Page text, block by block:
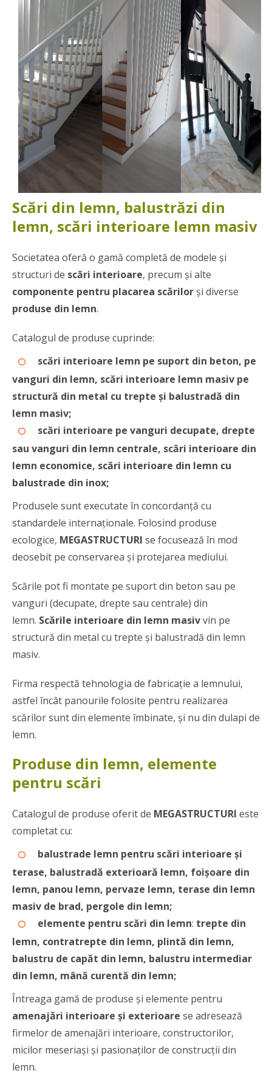
Scări din lemn, balustrăzi din
lemn, scări interioare lemn masiv
Societatea oferă o gamă completă de modele și
structuri de scări interioare, precum și alte
componente pentru placarea scărilor și diverse
produse din lemn.
Catalogul de produse cuprinde:
scări interioare lemn pe suport din beton, pe
vanguri din lemn, scări interioare lemn masiv pe
structură din metal cu trepte și balustradă din
lemn masiv;
scări interioare pe vanguri decupate, drepte
sau vanguri din lemn centrale, scări interioare din
lemn economice, scări interioare din lemn cu
balustrade din inox;
Produsele sunt executate în concordanță cu
standardele internaționale. Folosind produse
ecologice, MEGASTRUCTURI se focusează în mod
deosebit pe conservarea și protejarea mediului.
Scările pot fi montate pe suport din beton sau pe
vanguri (decupate, drepte sau centrale) din
lemn. Scările interioare din lemn masivvin pe
structură din metal cu trepte și balustradă din lemn
masiv.
Firma respectă tehnologia de fabricație a lemnului,
astfel încât panourile folosite pentru realizarea
scărilor sunt din elemente îmbinate, și nu din dulapi de
lemn.
Produse din lemn, elemente
pentru scări
Catalogul de produse oferit de MEGASTRUCTURI este
completat cu:
balustrade lemn pentru scări interioare și
terase, balustradă exterioară lemn, foișoare din
lemn, panou lemn, pervaze lemn, terase din lemn
masiv de brad, pergole din lemn;
elemente pentru scări din lemn: trepte din
lemn, contratrepte din lemn, plintă din lemn,
balustru de capăt din lemn, balustru intermediar
din lemn, mână curentă din lemn;
Întreaga gamă de produse și elemente pentru
amenajări interioare și exterioare se adresează
firmelor de amenajări interioare, constructorilor,
micilor meseriași și pasionaților de construcții din
lemn.